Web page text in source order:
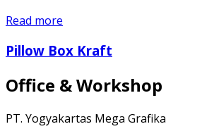
Read more
Pillow Box Kraft
Office & Workshop
PT. Yogyakartas Mega Grafika